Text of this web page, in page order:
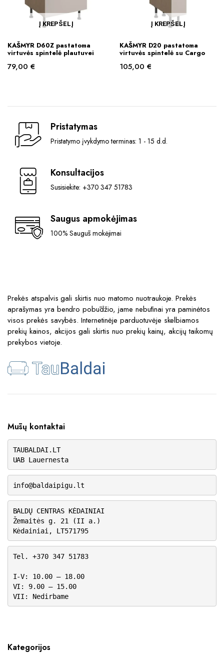
Į KREPŠELĮ
KAŠMYR D60Z pastatoma
virtuvės spintelė plautuvei
79,00 €
Į KREPŠELĮ
KAŠMYR D20 pastatoma
virtuvės spintelė su Cargo
105,00 €
Pristatymas
Pristatymo įvykdymo terminas: 1 - 15 d.d.
Konsultacijos
Susisiekite: +370 347 51783
Saugus apmokėjimas
100% Saugūs mokėjimai
Prekės atspalvis gali skirtis nuo matomo nuotraukoje. Prekės
aprašymas yra bendro pobūdžio, jame nebūtinai yra paminėtos
visos prekės savybės. Internetinėje parduotuvėje skelbiamos
prekių kainos, akcijos gali skirtis nuo prekių kainų, akcijų taikomų
prekybos vietoje.
Mūsų kontaktai
TAUBALDAI.LT
UAB Lauernesta
info@baldaipigu.lt
BALDŲ CENTRAS KĖDAINIAI
Žemaitės g. 21 (II a.)
Kėdainiai, LT571795
Tel. +370 347 51783
I-V: 10.00 – 18.00
VI: 9.00 – 15.00
VII: Nedirbame
Kategorijos